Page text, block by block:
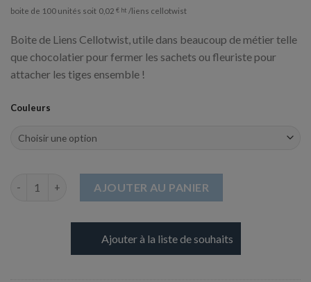
boite de 100 unités soit 0,02 € /liens cellotwist
Boite de Liens Cellotwist, utile dans beaucoup de métier telle
que chocolatier pour fermer les sachets ou fleuriste pour
attacher les tiges ensemble !
Couleurs
AJOUTER AU PANIER
Ajouter à la liste de souhaits